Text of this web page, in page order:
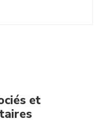
et